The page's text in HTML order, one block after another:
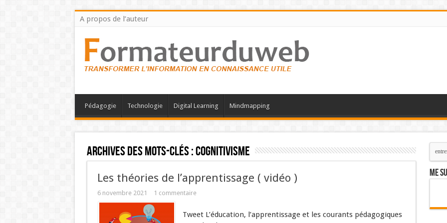
A propos de l’auteur
Pédagogie Technologie Digital Learning Mindmapping
Archives des mots-clés :cognitivisme
Les théories de l’apprentissage ( vidéo )
6 novembre 2021 1 commentaire
Tweet L’éducation, l’apprentissage et les courants pédagogiques
Me